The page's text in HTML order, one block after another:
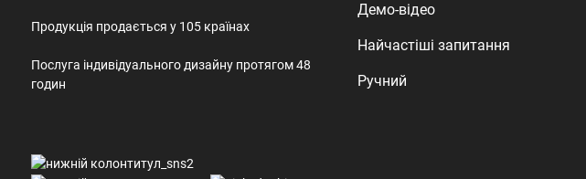
Продукція продається у 105 країнах
Послуга індивідуального дизайну протягом 48
годин
Демо-відео
Найчастіші запитання
Ручний